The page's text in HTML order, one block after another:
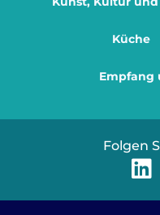
Küche
Empfang
Folgen